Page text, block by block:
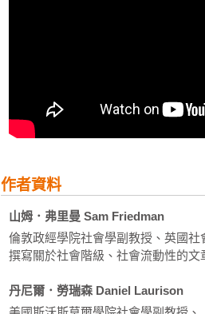
作者資料
山姆．弗里曼 Sam Friedman
倫敦政經學院社會學副教授、英國
撰寫關於社會階級、社會流動性的文
丹尼爾．勞瑞森 Daniel Laurison